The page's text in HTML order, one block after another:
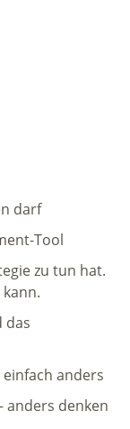
darf
Tool
zu tun hat.
das
anders
anders denken